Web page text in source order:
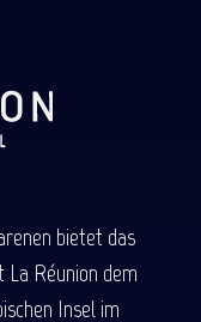
bietet das
Réunion dem
Insel im